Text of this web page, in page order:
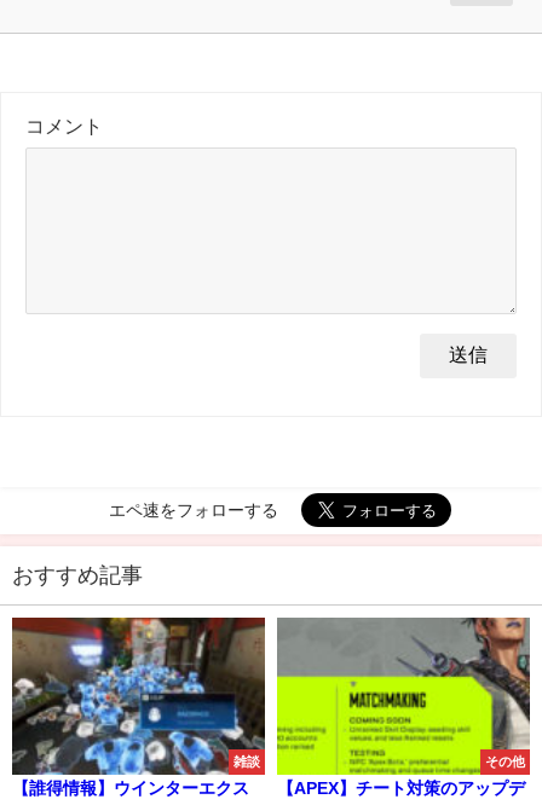
コメント
エペ速をフォローする
おすすめ記事
雑談
【誰得情報】ウインターエクス
その他
【APEX】チート対策のアップデ